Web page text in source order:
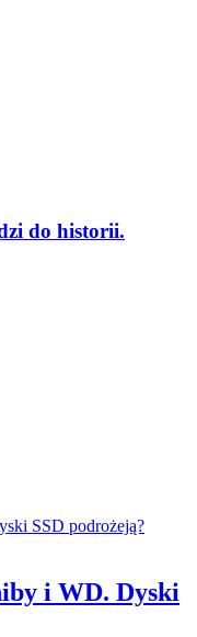
do historii.
i WD. Dyski